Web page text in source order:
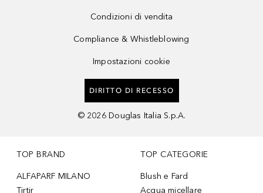
Condizioni di vendita
Compliance & Whistleblowing
Impostazioni cookie
DIRITTO DI RECESSO
© 2026 Douglas Italia S.p.A.
TOP BRAND
ALFAPARF MILANO
Tirtir
TOP CATEGORIE
Blush e Fard
Acqua micellare